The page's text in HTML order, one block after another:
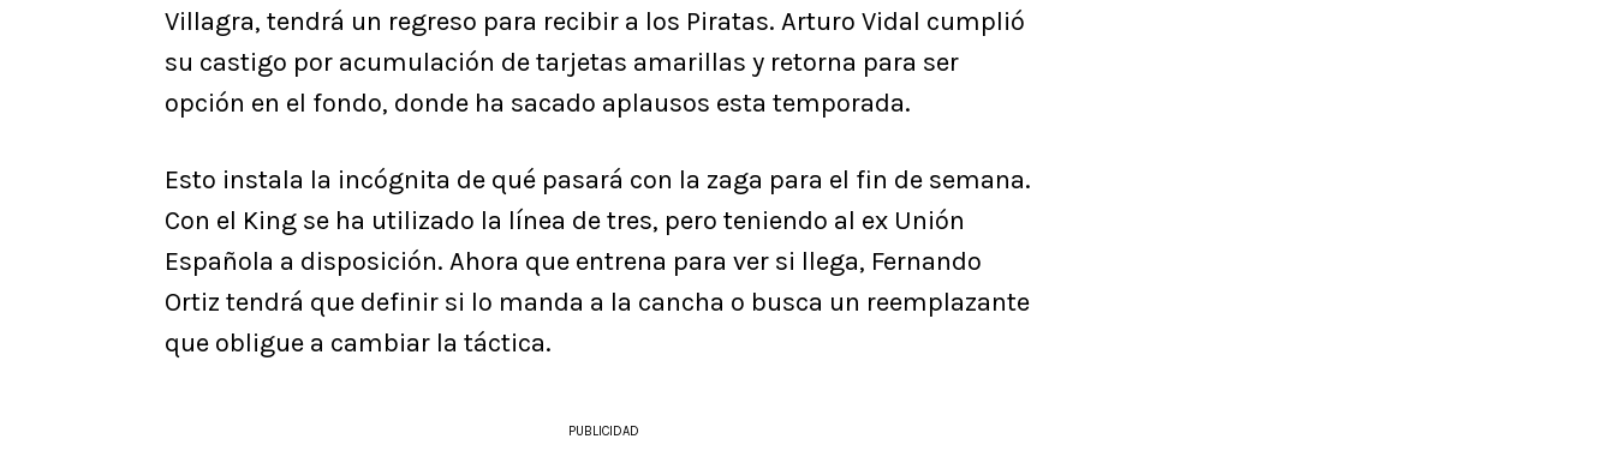
Villagra, tendrá un regreso para recibir a los Piratas. Arturo Vidal cumplió
su castigo por acumulación de tarjetas amarillas y retorna para ser
opción en el fondo, donde ha sacado aplausos esta temporada.
Esto instala la incógnita de qué pasará con la zaga para el fin de semana.
Con el King se ha utilizado la línea de tres, pero teniendo al ex Unión
Española a disposición. Ahora que entrena para ver si llega, Fernando
Ortiz tendrá que definir si lo manda a la cancha o busca un reemplazante
que obligue a cambiar la táctica.
PUBLICIDAD